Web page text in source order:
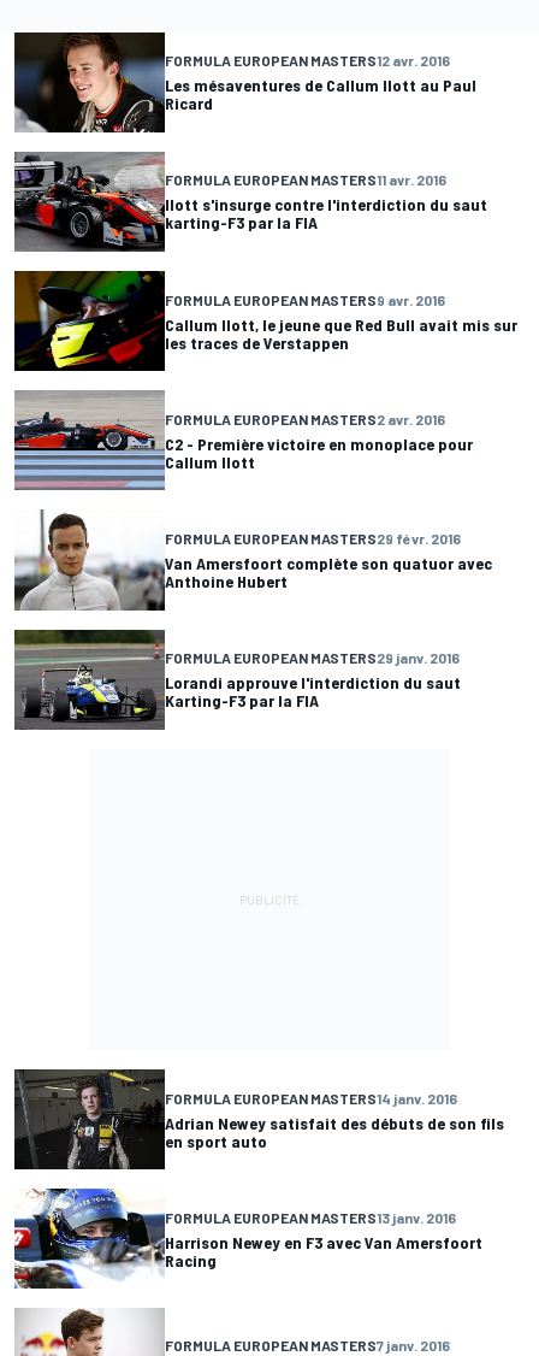
FORMULA EUROPEAN MASTERS12 avr. 2016
Les mésaventures de Callum Ilott au Paul
Ricard
FORMULA EUROPEAN MASTERS11 avr. 2016
Ilott s'insurge contre l'interdiction du saut
karting-F3 par la FIA
FORMULA EUROPEAN MASTERS9 avr. 2016
Callum Ilott, le jeune que Red Bull avait mis sur
les traces de Verstappen
FORMULA EUROPEAN MASTERS2 avr. 2016
C2 - Première victoire en monoplace pour
Callum Ilott
FORMULA EUROPEAN MASTERS29 févr. 2016
Van Amersfoort complète son quatuor avec
Anthoine Hubert
FORMULA EUROPEAN MASTERS29 janv. 2016
Lorandi approuve l'interdiction du saut
Karting-F3 par la FIA
FORMULA EUROPEAN MASTERS14 janv. 2016
Adrian Newey satisfait des débuts de son fils
en sport auto
FORMULA EUROPEAN MASTERS13 janv. 2016
Harrison Newey en F3 avec Van Amersfoort
Racing
FORMULA EUROPEAN MASTERS7 janv. 2016